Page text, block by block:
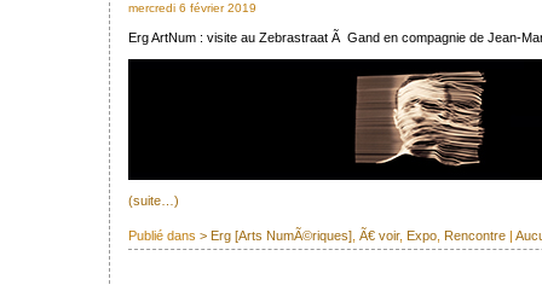
mercredi 6 février 2019
Erg ArtNum : visite au Zebrastraat Ã Gand en compagnie de Jean-
(suite…)
Publié dans > Erg [Arts NumÃ©riques] Ã€ voir, Expo Rencontre |